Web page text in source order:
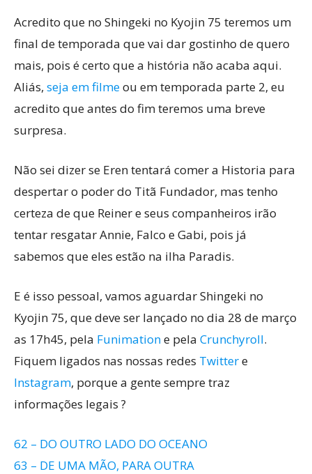
Acredito que no Shingeki no Kyojin 75 teremos um
final de temporada que vai dar gostinho de quero
mais, pois é certo que a história não acaba aqui.
Aliás, seja em filmeou em temporada parte 2, eu
acredito que antes do fim teremos uma breve
surpresa.
Não sei dizer se Eren tentará comer a Historia para
despertar o poder do Titã Fundador, mas tenho
certeza de que Reiner e seus companheiros irão
tentar resgatar Annie, Falco e Gabi, pois já
sabemos que eles estão na ilha Paradis.
E é isso pessoal, vamos aguardar Shingeki no
Kyojin 75, que deve ser lançado no dia 28 de março
as 17h45, pela Funimatione pela Crunchyroll.
Fiquem ligados nas nossas redes Twittere
Instagram, porque a gente sempre traz
informações legais ?
62 – DO OUTRO LADO DO OCEANO
63 – DE UMA MÃO, PARA OUTRA